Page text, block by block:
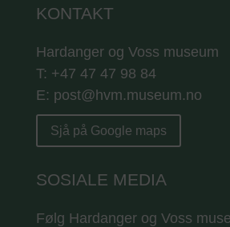
KONTAKT
Hardanger og Voss museum
T: +47 47 47 98 84
E: post@hvm.museum.no
Sjå på Google maps
SOSIALE MEDIA
Følg Hardanger og Voss